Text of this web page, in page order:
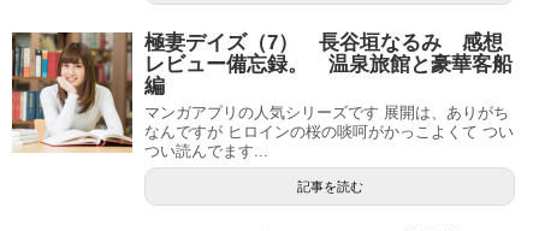
極妻デイズ（7） 長谷垣なるみ 感想
レビュー備忘録。 温泉旅館と豪華客船
編
マンガアプリの人気シリーズです 展開は、ありがち
なんですが ヒロインの桜の啖呵がかっこよくて つい
つい読んでます...
記事を読む